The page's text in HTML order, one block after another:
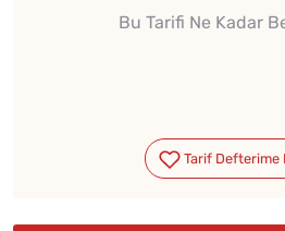
Bu Tarifi Ne Kadar